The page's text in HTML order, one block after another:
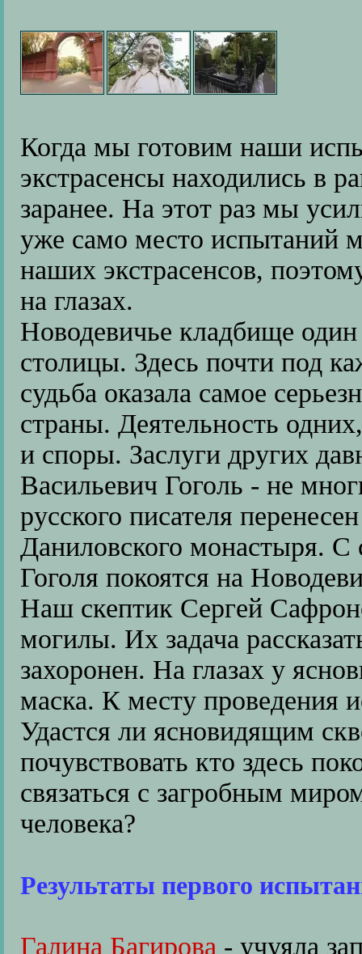
Когда мы готовим наши
экстрасенсы находились в
заранее. На этот раз мы
уже само место испытаний
наших экстрасенсов,
на глазах.
Новодевичье кладбище
столицы. Здесь почти под
судьба оказала самое
страны. Деятельность
и споры. Заслуги других
Васильевич Гоголь - не
русского писателя
Даниловского монастыря. С
Гоголя покоятся на
Наш скептик Сергей
могилы. Их задача
захоронен. На глазах у
маска. К месту проведения
Удастся ли ясновидящим
почувствовать кто здесь
связаться с загробным
человека?
Результаты первого
Галина Багирова - учуяла